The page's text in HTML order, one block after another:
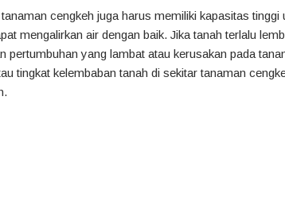
cengkeh juga harus memiliki kapasitas tinggi
mengalirkan air dengan baik. Jika tanah terlalu
pertumbuhan yang lambat atau kerusakan pada
tingkat kelembaban tanah di sekitar tanaman